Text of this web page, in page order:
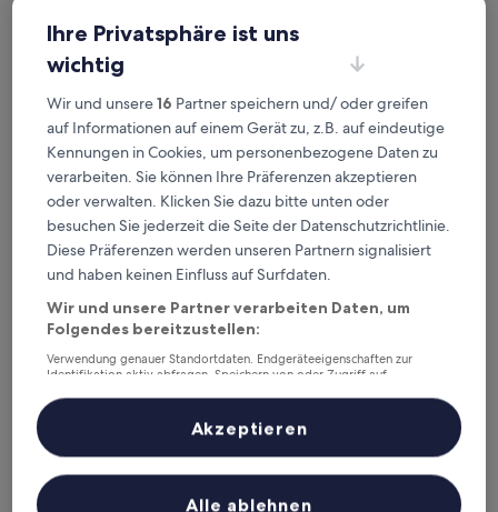
Überprüfe die Preise für diese Daten
Heute
8. Aug. - 9. Aug.
Morgen
9. Aug. - 10. Aug.
Nächstes Wochenende
14. Aug. - 16. Aug.
In zwei Wochen
21. Aug. - 23. Aug.
Empfohlene Unterkünfte Preis (aufsteigend)
Deine Ausgangsbasis nahe
Bahnhof Higashihiroshima
Toyoko Inn Higashi Hiroshima Station
Ihre Privatsphäre ist uns
wichtig
Wir und unsere16 Partner speichern und/ oder greifen
auf Informationen auf einem Gerät zu, z.B. auf eindeutige
Kennungen in Cookies, um personenbezogene Daten zu
verarbeiten. Sie können Ihre Präferenzen akzeptieren
oder verwalten. Klicken Sie dazu bitte unten oder
besuchen Sie jederzeit die Seite der Datenschutzrichtlinie.
Diese Präferenzen werden unseren Partnern signalisiert
und haben keinen Einfluss auf Surfdaten.
Wir und unsere Partner verarbeiten Daten, um
Folgendes bereitzustellen:
Verwendung genauer Standortdaten. Endgeräteeigenschaften zur
Identifikation aktiv abfragen. Speichern von oder Zugriff auf
Inhalte, Messung von Werbeleistung und der Performance von Inhalten,
Zielgruppenforschung sowie Entwicklung und Verbesserung von
Liste der Partner (Lieferanten)
Alle ablehnen
Akzeptieren